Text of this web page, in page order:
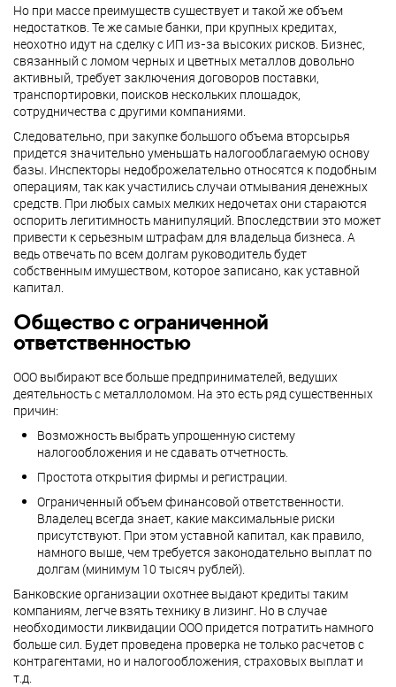
Но при массе преимуществ существует и такой же объем
недостатков. Те же самые банки, при крупных кредитах,
неохотно идут на сделку с ИП из-за высоких рисков. Бизнес,
связанный с ломом черных и цветных металлов довольно
активный, требует заключения договоров поставки,
транспортировки, поисков нескольких площадок,
сотрудничества с другими компаниями.
Следовательно, при закупке большого объема вторсырья
придется значительно уменьшать налогооблагаемую основу
базы. Инспекторы недоброжелательно относятся к подобным
операциям, так как участились случаи отмывания денежных
средств. При любых самых мелких недочетах они стараются
оспорить легитимность манипуляций. Впоследствии это может
привести к серьезным штрафам для владельца бизнеса. А
ведь отвечать по всем долгам руководитель будет
собственным имуществом, которое записано, как уставной
капитал.
Общество с ограниченной
ответственностью
ООО выбирают все больше предпринимателей, ведущих
деятельность с металлоломом. На это есть ряд существенных
причин:
Возможность выбрать упрощенную систему
налогообложения и не сдавать отчетность.
Простота открытия фирмы и регистрации.
Ограниченный объем финансовой ответственности.
Владелец всегда знает, какие максимальные риски
присутствуют. При этом уставной капитал, как правило,
намного выше, чем требуется законодательно выплат по
долгам (минимум 10 тысяч рублей).
Банковские организации охотнее выдают кредиты таким
компаниям, легче взять технику в лизинг. Но в случае
необходимости ликвидации ООО придется потратить намного
больше сил. Будет проведена проверка не только расчетов с
контрагентами, но и налогообложения, страховых выплат и
т.д.